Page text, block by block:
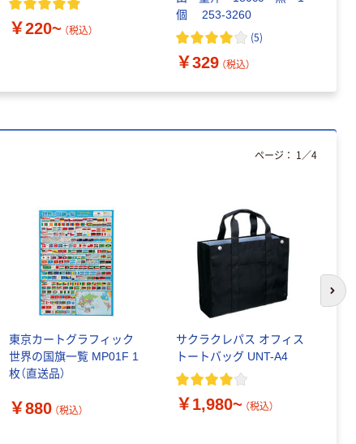
￥220~ （税込）
個 253-3260
(5)
￥329 （税込）
東京カートグラフィック
世界の国旗一覧 MP01F 1
枚（直送品）
￥880 （税込）
サクラクレパス オフィス
トートバッグ UNT-A4
￥1,980~ （税込）
ページ： 1 ／4
次